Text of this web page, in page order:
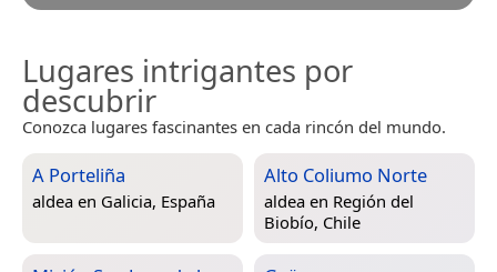
Lugares intrigantes por
descubrir
Conozca lugares fascinantes en cada rincón del mundo.
A Porteliña
aldea en Galicia, España
Alto Coliumo Norte
aldea en Región del
Biobío, Chile